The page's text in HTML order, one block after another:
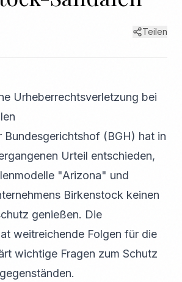
Teilen
Urheberrechtsverletzung bei
Bundesgerichtshof (BGH) hat in
Urteil entschieden,
"Arizona" und
Birkenstock keinen
genießen. Die
weitreichende Folgen für die
wichtige Fragen zum Schutz